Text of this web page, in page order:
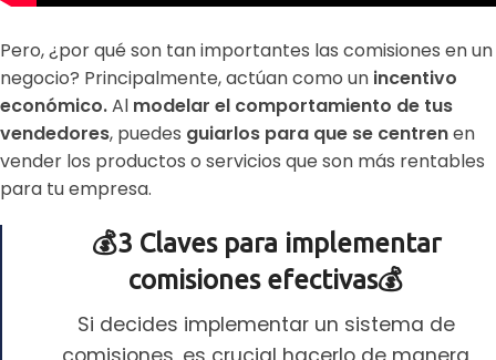
Pero, ¿por qué son tan importantes las comisiones en un
negocio? Principalmente, actúan como un incentivo
económico.Al modelar el comportamiento de tus
vendedores, puedes guiarlos para que se centrenen
vender los productos o servicios que son más rentables
para tu empresa.
💰3 Claves para implementar
comisiones efectivas💰
Si decides implementar un sistema de